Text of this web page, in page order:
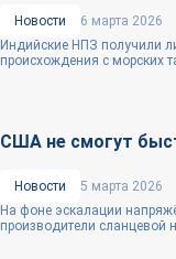
Новости
6 марта 2026
Индийские НПЗ получили
происхождения с морских
США не смогут
Новости
5 марта 2026
На фоне эскалации
производители сланцевой